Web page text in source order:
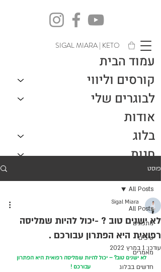
SIGAL MIARA | KETO
עמוד הבית
קורסים וליווי
לבוגרים שלי
אודות
בלוג
חנות
צור קשרפוסט
All Posts
מתכונים
טיפים
מאמרים
חדשים בבלוג
All Posts
לא ישנים טוב ? -יכול להיות שמליסה
רפואית היא הפתרון עבורכם .
Sigal Miara
עודכן: 1 במרץ 2022
לא ישנים טוב? – יכול להיות שמליסה רפואית היא הפתרון
עבורכם !